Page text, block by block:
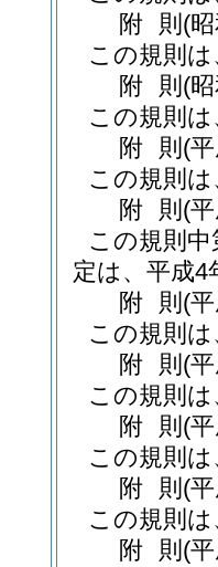
附 則 (
この規則
附 則 (
この規則
附 則 (
この規則
附 則 (
この規則
定は、平成4
附 則 (
この規則
附 則 (
この規則
附 則 (
この規則
附 則 (
この規則
附 則 (